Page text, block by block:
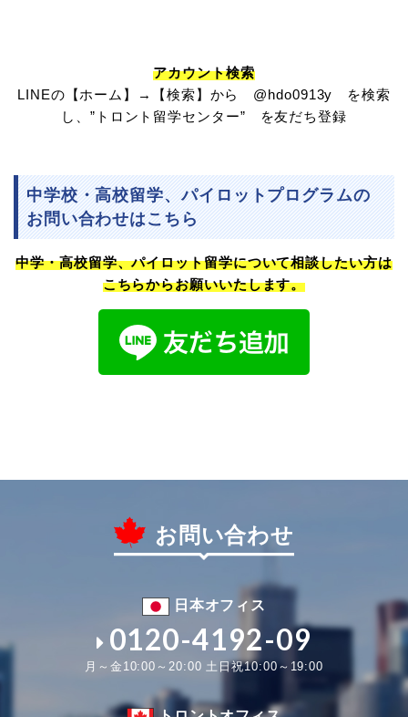
アカウント検索
LINEの【ホーム】→【検索】から @hdo0913y を検索
し、”トロント留学センター” を友だち登録
中学校・高校留学、パイロットプログラムの
お問い合わせはこちら
中学・高校留学、パイロット留学について相談したい方は
こちらからお願いいたします。
お問い合わせ
日本オフィス
0120-4192-09
月～金10:00～20:00 土日祝10:00～19:00